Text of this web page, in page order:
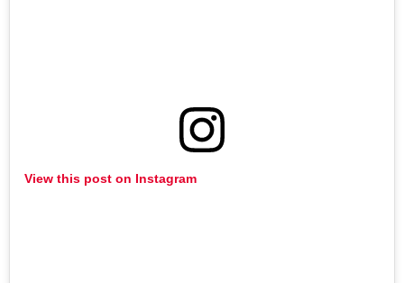
View this post on Instagram